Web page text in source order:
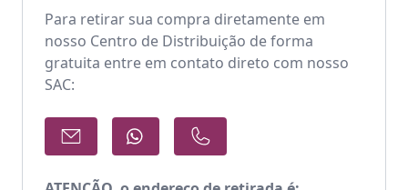
Para retirar sua compra diretamente em
nosso Centro de Distribuição de forma
gratuita entre em contato direto com nosso
SAC: